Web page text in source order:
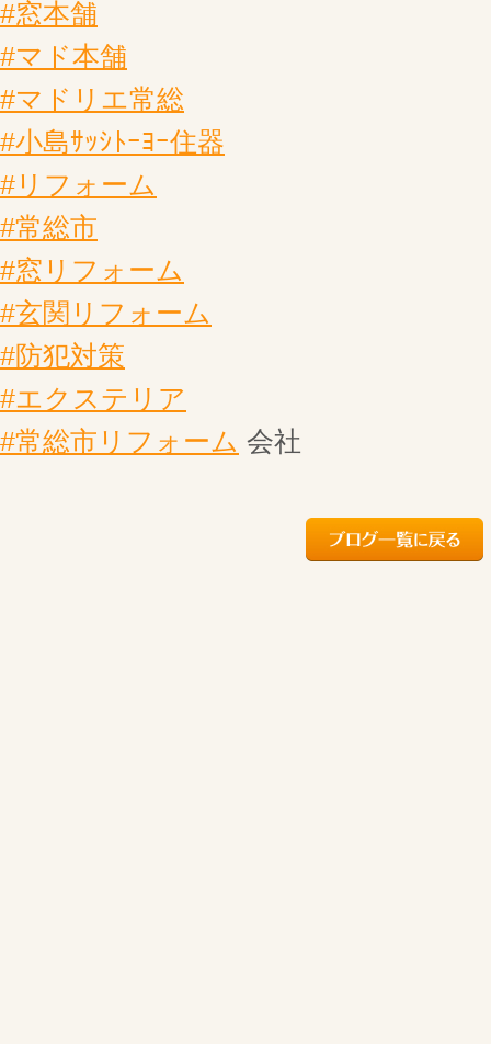
#窓本舗
#マド本舗
#マドリエ常総
#小島ｻｯｼﾄｰﾖｰ住器
#リフォーム
#常総市
#窓リフォーム
#玄関リフォーム
#防犯対策
#エクステリア
#常総市リフォーム 会社